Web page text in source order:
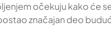
očekuju kako će
značajan deo